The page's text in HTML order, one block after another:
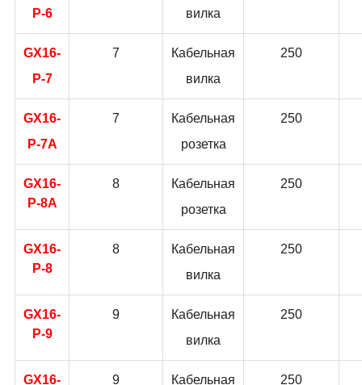
P-6 вилка
GX16-
P-7
7
Кабельная
вилка
250
GX16-
P-7A
7
Кабельная
розетка
250
GX16-
P-8A
8
Кабельная
розетка
250
GX16-
P-8
8
Кабельная
вилка
250
GX16-
P-9
9
Кабельная
вилка
250
GX16-
9
Кабельная
250